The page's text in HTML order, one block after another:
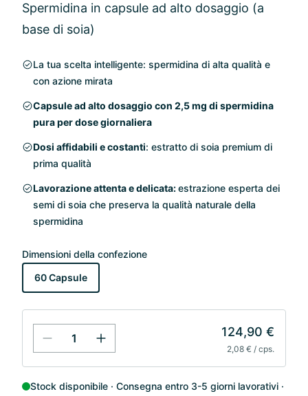
Spermidina in capsule ad alto dosaggio (a
base di soia)
La tua scelta intelligente: spermidina di alta qualità e
con azione mirata
Capsule ad alto dosaggio con 2,5 mg di spermidina
pura per dose giornaliera
Dosi affidabili e costanti: estratto di soia premium di
prima qualità
Lavorazione attenta e delicata:estrazione esperta dei
semi di soia che preserva la qualità naturale della
spermidina
Dimensioni della confezione
60 Capsule
124,90 €
2,08 € / cps.
Stock disponibile
Consegna entro 3-5 giorni lavorativi